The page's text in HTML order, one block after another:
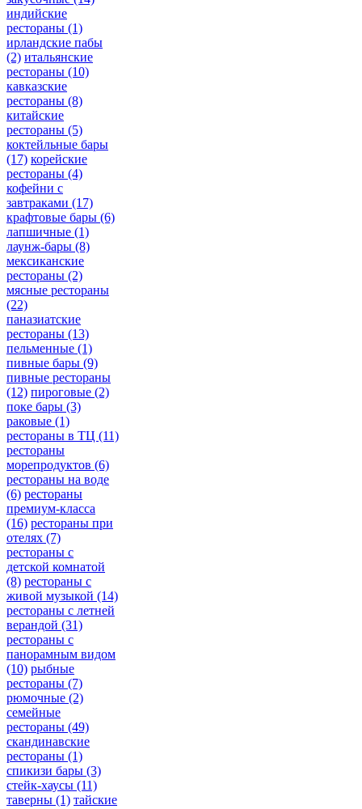
индийские
рестораны (1)
ирландские пабы
(2) итальянские
рестораны (10)
кавказские
рестораны (8)
китайские
рестораны (5)
коктейльные бары
(17) корейские
рестораны (4)
кофейни с
завтраками (17)
крафтовые бары (6)
лапшичные (1)
лаунж-бары (8)
мексиканские
рестораны (2)
мясные рестораны
(22)
паназиатские
рестораны (13)
пельменные (1)
пивные бары (9)
пивные рестораны
(12) пироговые (2)
поке бары (3)
раковые (1)
рестораны в ТЦ (11)
рестораны
морепродуктов (6)
рестораны на воде
(6) рестораны
премиум-класса
(16) рестораны при
отелях (7)
рестораны с
детской комнатой
(8) рестораны с
живой музыкой (14)
рестораны с летней
верандой (31)
рестораны с
панорамным видом
(10) рыбные
рестораны (7)
рюмочные (2)
семейные
рестораны (49)
скандинавские
рестораны (1)
спикизи бары (3)
стейк-хаусы (11)
таверны (1) тайские